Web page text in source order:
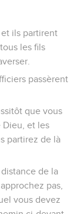
ils partirent
les fils
passèrent
que vous
Dieu, et les
partirez de là
de la
pas,
vous devez